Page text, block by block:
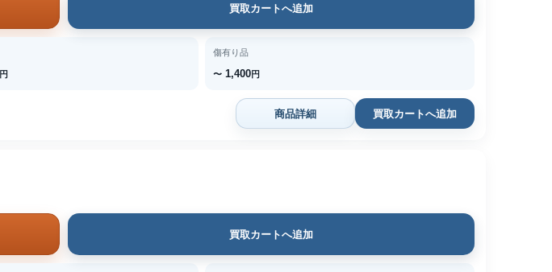
買取カートへ追加
円
傷有り品
〜 1,400円
商品詳細 買取カートへ追加
買取カートへ追加